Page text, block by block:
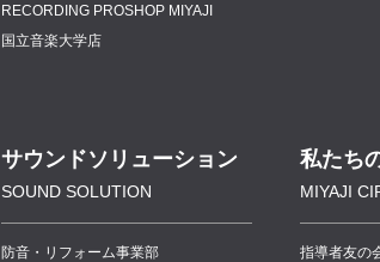
RECORDING PROSHOP MIYAJI
国立音楽大学店
サウンドソリューション
SOUND SOLUTION
防音・リフォーム事業部
私たち
MIYAJI
指導者友の